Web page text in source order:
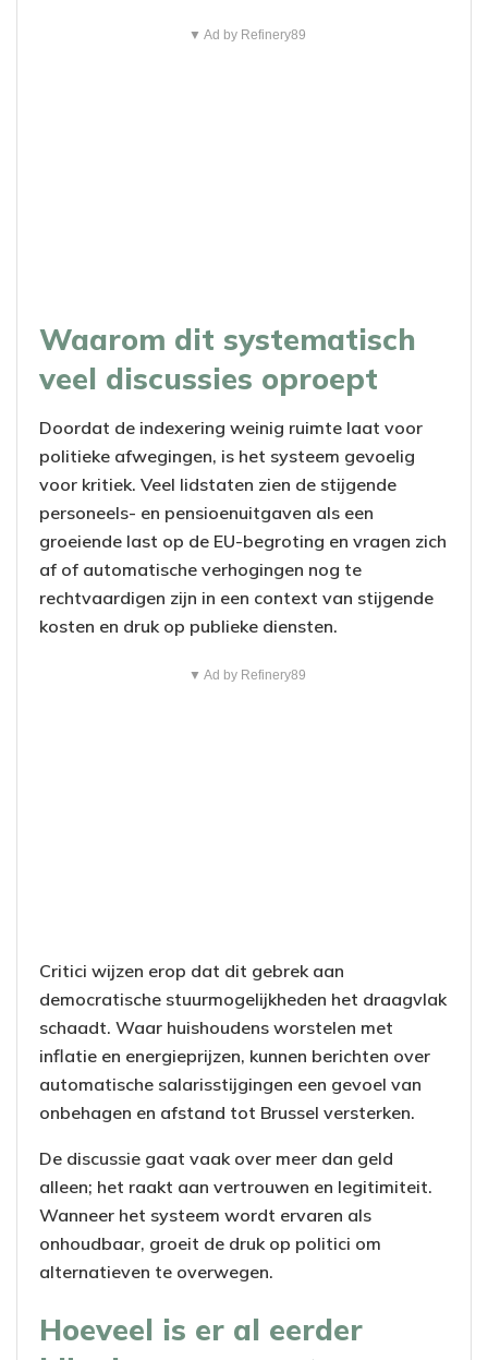
▼ Ad by Refinery89
Waarom dit systematisch
veel discussies oproept
Doordat de indexering weinig ruimte laat voor
politieke afwegingen, is het systeem gevoelig
voor kritiek. Veel lidstaten zien de stijgende
personeels- en pensioenuitgaven als een
groeiende last op de EU-begroting en vragen zich
af of automatische verhogingen nog te
rechtvaardigen zijn in een context van stijgende
kosten en druk op publieke diensten.
▼ Ad by Refinery89
Critici wijzen erop dat dit gebrek aan
democratische stuurmogelijkheden het draagvlak
schaadt. Waar huishoudens worstelen met
inflatie en energieprijzen, kunnen berichten over
automatische salarisstijgingen een gevoel van
onbehagen en afstand tot Brussel versterken.
De discussie gaat vaak over meer dan geld
alleen; het raakt aan vertrouwen en legitimiteit.
Wanneer het systeem wordt ervaren als
onhoudbaar, groeit de druk op politici om
alternatieven te overwegen.
Hoeveel is er al eerder